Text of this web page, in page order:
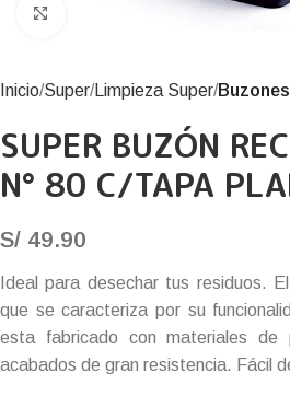
Inicio Super Limpieza Super Buzones
SUPER BUZÓN
N° 80 C/TAPA
S/ 49.90
Ideal para desechar tus residuos.
que se caracteriza por su
esta fabricado con materiales de
acabados de gran resistencia. Fácil